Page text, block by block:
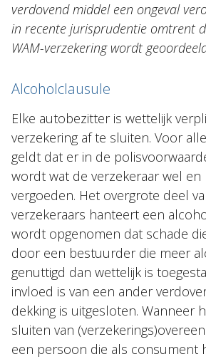
verdovend middel een ongeval
in recente jurisprudentie omtrent
WAM-verzekering wordt
Alcoholclausule
Elke autobezitter is wettelijk
verzekering af te sluiten. Voor
geldt dat er in de
wordt wat de verzekeraar wel en
vergoeden. Het overgrote deel
verzekeraars hanteert een
wordt opgenomen dat schade
door een bestuurder die meer
genuttigd dan wettelijk is
invloed is van een ander
dekking is uitgesloten. Wanneer
sluiten van
een persoon die als consument